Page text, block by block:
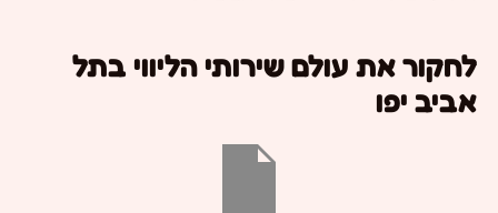
לחקור את עולם שירותי הליווי בתל
אביב יפו